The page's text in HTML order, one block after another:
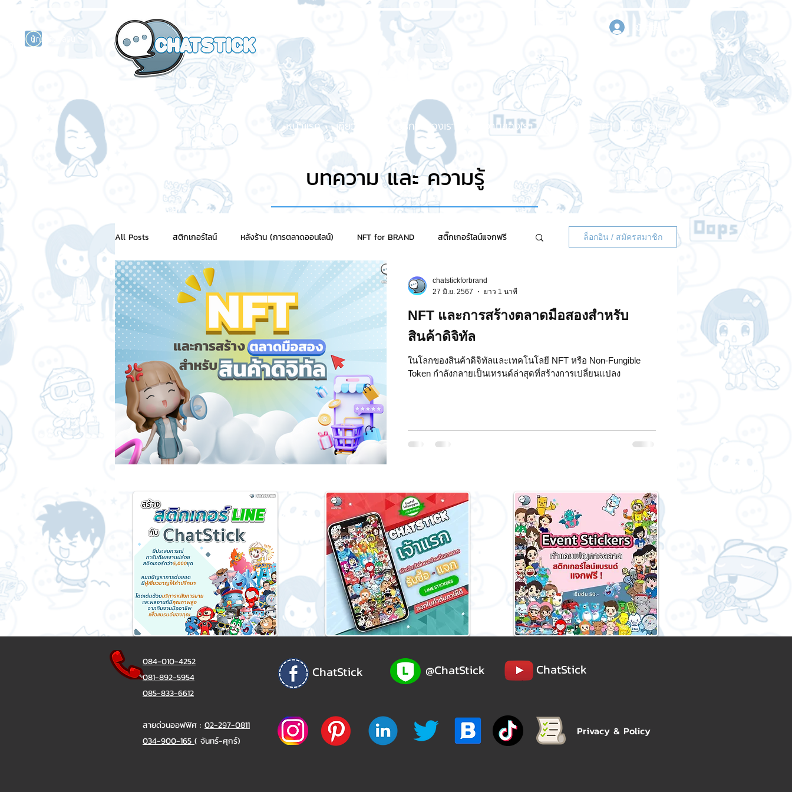
นักแสดงศิลปิน
เข้าสู่ระบบ
หน้าแรก เกี่ยวกับเรา บริการของเรา ผลงานของเรา ขอใบเสนอราคา ติดต่อเรา
บทความ และ ความรู้
All Posts สติกเกอร์ไลน์ หลังร้าน (การตลาดออนไลน์) NFT for BRAND สติ๊กเกอร์ไลน์แจกฟรี
สติกเกอร์แชทสติ๊ค Motion Graphic ความรู้ธุรกิจ
SME และ แฟรนไชส์ การเงินการลงทุน ภาวะผู้นำและการบริหาร LINE application
การออกแบบและดีไซน์ เทคนิคสาระ IT NFT และ Cryptocurrency รีวิวเกมส์จาก ChatStick
ChatStick NFT Collection เวบไซต์ รวมบริการ
ล็อกอิน / สมัครสมาชิก
NFT และการสร้างตลาดมือสองสำหรับ
สินค้าดิจิทัล
ในโลกของสินค้าดิจิทัลและเทคโนโลยี NFT หรือ Non-Fungible
Token กำลังกลายเป็นเทรนด์ล่าสุดที่สร้างการเปลี่ยนแปลง
chatstickforbrand
27 มิ.ย. 2567
ยาว 1 นาที
084-010-4252
081-892-5954
085-833-6612
สายด่วนออฟฟิศ : 02-297-0811
034-900-165 ( จันทร์-ศุกร์)
ChatStick @ChatStick ChatStick
Privacy & Policy